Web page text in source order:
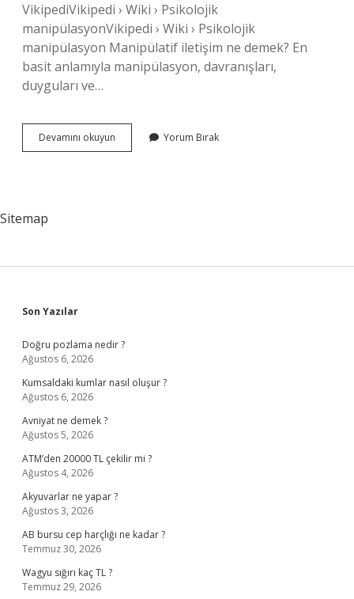
VikipediVikipedi › Wiki › Psikolojik
manipülasyonVikipedi › Wiki › Psikolojik
manipülasyon Manipülatif iletişim ne demek? En
basit anlamıyla manipülasyon, davranışları,
duyguları ve…
Devamını okuyun Manipülatif
Konuşma
Yorum Bırak
Sitemap
Sidebar
Son Yazılar
Doğru pozlama nedir ?
Ağustos 6, 2026
Kumsaldaki kumlar nasıl oluşur ?
Ağustos 6, 2026
Avniyat ne demek ?
Ağustos 5, 2026
ATM’den 20000 TL çekilir mi ?
Ağustos 4, 2026
Akyuvarlar ne yapar ?
Ağustos 3, 2026
AB bursu cep harçlığı ne kadar ?
Temmuz 30, 2026
Wagyu sığırı kaç TL ?
Temmuz 29, 2026